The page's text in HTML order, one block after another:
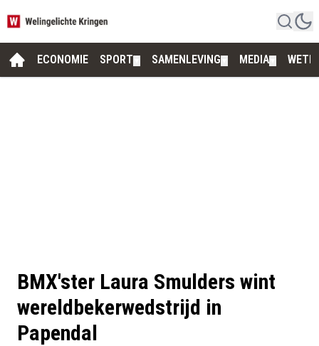
ECONOMIE SPORT SAMENLEVING MEDIA
BMX'ster Laura Smulders wint
wereldbekerwedstrijd in
Papendal